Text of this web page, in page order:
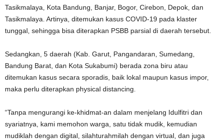
Tasikmalaya, Kota Bandung, Banjar, Bogor, Cirebon, Depok, dan
Tasikmalaya. Artinya, ditemukan kasus COVID-19 pada klaster
tunggal, sehingga bisa diterapkan PSBB parsial di daerah tersebut.
Sedangkan, 5 daerah (Kab. Garut, Pangandaran, Sumedang,
Bandung Barat, dan Kota Sukabumi) berada zona biru atau
ditemukan kasus secara sporadis, baik lokal maupun kasus impor,
maka perlu diterapkan physical distancing.
“Tanpa mengurangi ke-khidmat-an dalam menjelang Idulfitri dan
syariatnya, kami memohon warga, satu tidak mudik, kemudian
mudiklah dengan digital, silahturahmilah dengan virtual, dan juga